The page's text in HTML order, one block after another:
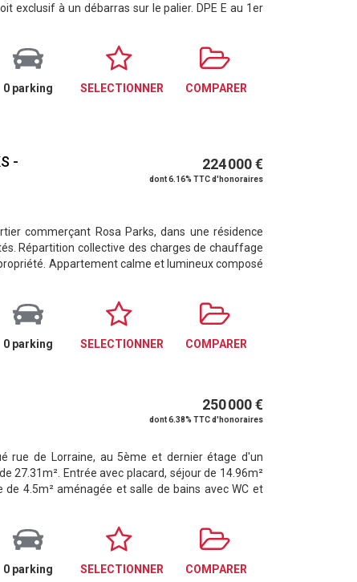
exclusif à un débarras sur le palier. DPE E au 1er
0 parking SELECTIONNER COMPARER
-
224 000 €
dont 6.16% TTC d'honoraires
commerçant Rosa Parks, dans une résidence
Répartition collective des charges de chauffage
Appartement calme et lumineux composé
0 parking SELECTIONNER COMPARER
250 000 €
dont 6.38% TTC d'honoraires
rue de Lorraine, au 5ème et dernier étage d'un
27.31m². Entrée avec placard, séjour de 14.96m²
4.5m² aménagée et salle de bains avec WC et
0 parking SELECTIONNER COMPARER